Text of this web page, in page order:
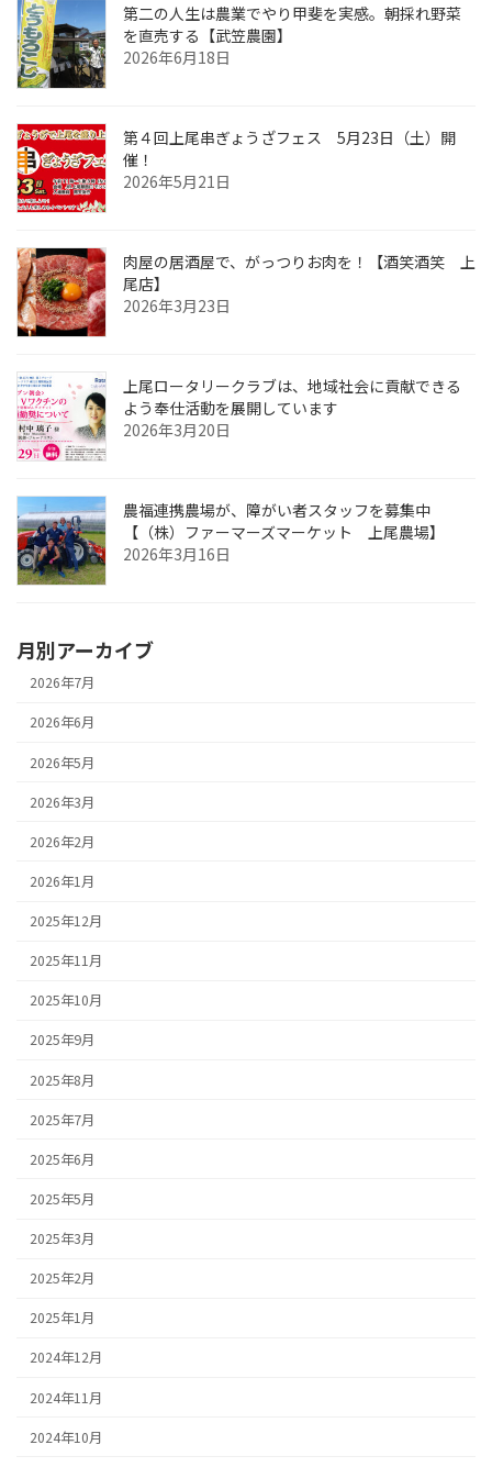
第二の人生は農業でやり甲斐を実感。朝採れ野菜
を直売する【武笠農園】
2026年6月18日
第４回上尾串ぎょうざフェス 5月23日（土）開
催！
2026年5月21日
肉屋の居酒屋で、がっつりお肉を！【酒笑酒笑 上
尾店】
2026年3月23日
上尾ロータリークラブは、地域社会に貢献できる
よう奉仕活動を展開しています
2026年3月20日
農福連携農場が、障がい者スタッフを募集中
【（株）ファーマーズマーケット 上尾農場】
2026年3月16日
月別アーカイブ
2026年7月
2026年6月
2026年5月
2026年3月
2026年2月
2026年1月
2025年12月
2025年11月
2025年10月
2025年9月
2025年8月
2025年7月
2025年6月
2025年5月
2025年3月
2025年2月
2025年1月
2024年12月
2024年11月
2024年10月